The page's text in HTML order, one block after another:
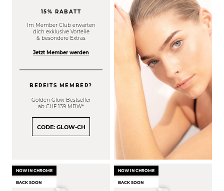
Strapaziert
Feuchtigkeitsspendend
Definierend
Haarwachstumsfördernd
Glanz
Geschmeidigkeit
Maximale Haargesundheit
Leichtere Kämmbarkeit
Flexibilität
Glätte
Tiefenreinigung
Reduzierung Orangestich
Reduzierung Gelbstich
Dynamische Locken
Ausbalancierte Kopfhaut
DUFT
FILTER
Pudrig/ Cotton
Frisch / Zitrisch
FILTER
Ja
Nein
Filter anwenden
15% RABATT
Im Member Club erwarten
dich exklusive Vorteile
& besondere Extras
Jetzt Member werden
BEREITS MEMBER?
Golden Glow Bestseller
ab CHF 139 MBW*
CODE: GLOW-CH
NOW IN CHROME
BACK SOON
NOW IN CHROME
BACK SOON